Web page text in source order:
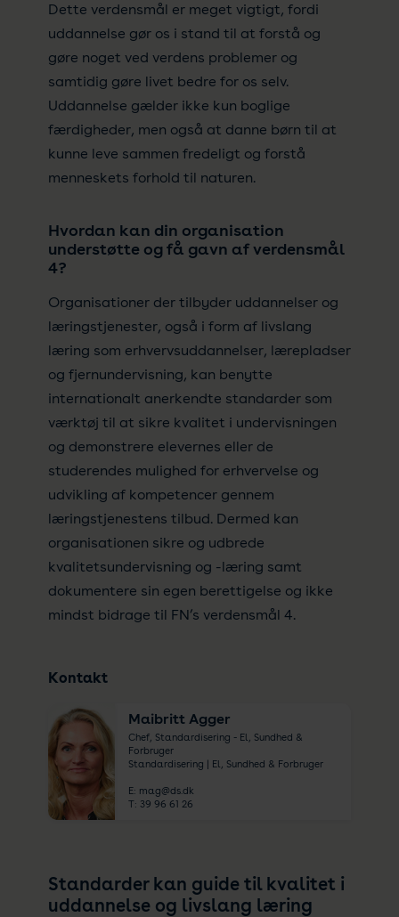
Dette verdensmål er meget vigtigt, fordi
uddannelse gør os i stand til at forstå og
gøre noget ved verdens problemer og
samtidig gøre livet bedre for os selv.
Uddannelse gælder ikke kun boglige
færdigheder, men også at danne børn til at
kunne leve sammen fredeligt og forstå
menneskets forhold til naturen.
Hvordan kan din organisation
understøtte og få gavn af verdensmål
4?
Organisationer der tilbyder uddannelser og
læringstjenester, også i form af livslang
læring som erhvervsuddannelser, lærepladser
og fjernundervisning, kan benytte
internationalt anerkendte standarder som
værktøj til at sikre kvalitet i undervisningen
og demonstrere elevernes eller de
studerendes mulighed for erhvervelse og
udvikling af kompetencer gennem
læringstjenestens tilbud. Dermed kan
organisationen sikre og udbrede
kvalitetsundervisning og -læring samt
dokumentere sin egen berettigelse og ikke
mindst bidrage til FN’s verdensmål 4.
Kontakt
Maibritt Agger
Chef, Standardisering - El, Sundhed &
Forbruger
Standardisering | El, Sundhed & Forbruger
E: mag@ds.dk
T: 39 96 61 26
Standarder kan guide til kvalitet i
uddannelse og livslang læring